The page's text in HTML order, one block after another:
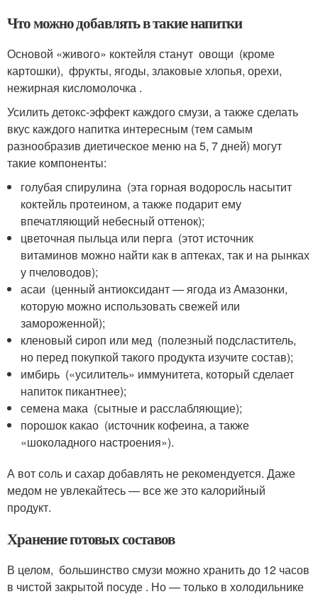
Что можно добавлять в такие напитки
Основой «живого» коктейля станут овощи (кроме
картошки), фрукты, ягоды, злаковые хлопья, орехи,
нежирная кисломолочка .
Усилить детокс-эффект каждого смузи, а также сделать
вкус каждого напитка интересным (тем самым
разнообразив диетическое меню на 5, 7 дней) могут
такие компоненты:
голубая спирулина (эта горная водоросль насытит
коктейль протеином, а также подарит ему
впечатляющий небесный оттенок);
цветочная пыльца или перга (этот источник
витаминов можно найти как в аптеках, так и на рынках
у пчеловодов);
асаи (ценный антиоксидант — ягода из Амазонки,
которую можно использовать свежей или
замороженной);
кленовый сироп или мед (полезный подсластитель,
но перед покупкой такого продукта изучите состав);
имбирь («усилитель» иммунитета, который сделает
напиток пикантнее);
семена мака (сытные и расслабляющие);
порошок какао (источник кофеина, а также
«шоколадного настроения»).
А вот соль и сахар добавлять не рекомендуется. Даже
медом не увлекайтесь — все же это калорийный
продукт.
Хранение готовых составов
В целом, большинство смузи можно хранить до 12 часов
в чистой закрытой посуде . Но — только в холодильнике